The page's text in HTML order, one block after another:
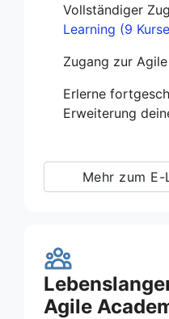
Vollständiger
Learning (9
Zugang zur
Erlerne
Erweiterung
Mehr zum
Agile